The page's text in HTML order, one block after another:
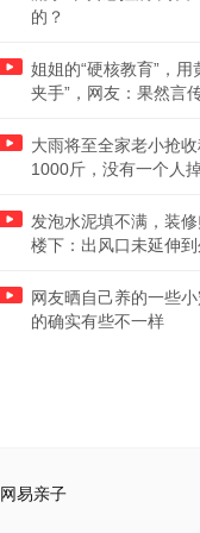
的？
姐姐的“硬核教育”，用
夹手”，网友：果然言
大雨将至全家老小抢
1000斤，没有一个人
发泡水泥填不满，装
楼下：出风口未延伸
网友晒自己养的一些
的确实有些不一样
网易亲子